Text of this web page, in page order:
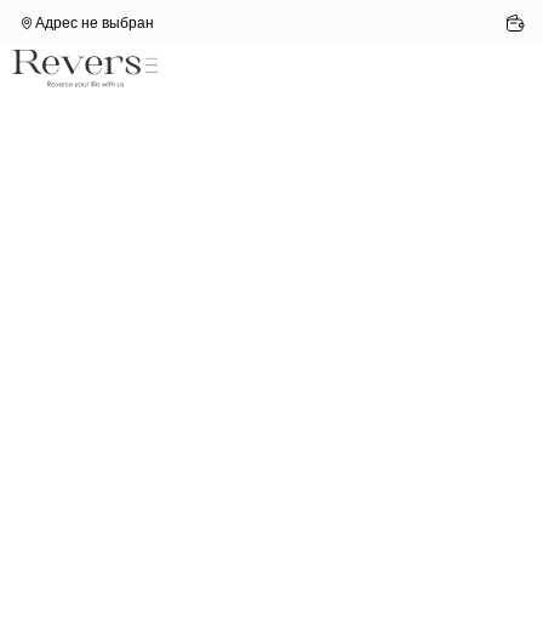
Адрес не выбран